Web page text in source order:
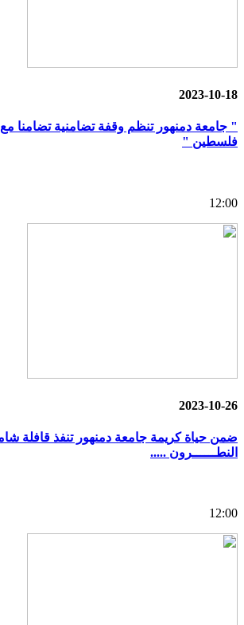
2023-10-18
" جامعة دمنهور تنظم وقفة تضامنية تضامنا مع
فلسطين "
12:00
2023-10-26
ضمن حياة كريمة جامعة دمنهور تنفذ قافلة
النطــــــرون .....
12:00